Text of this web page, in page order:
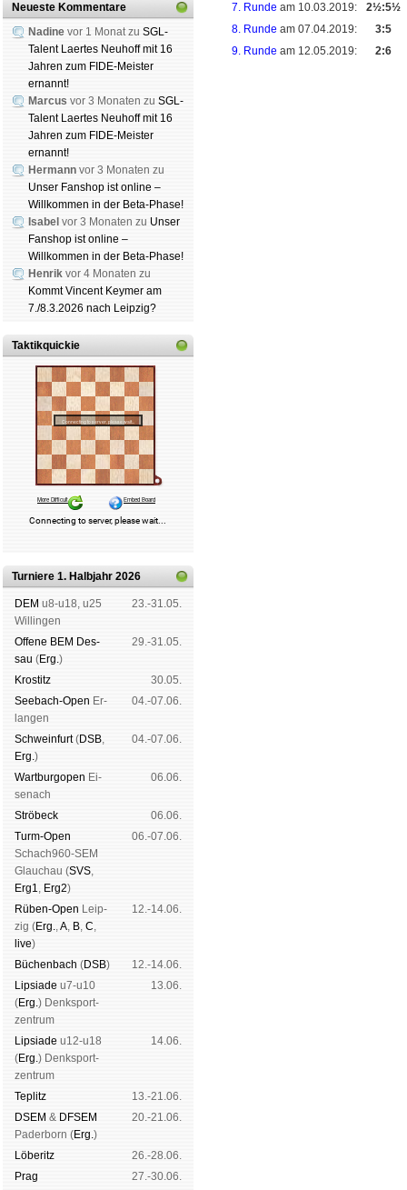
Neueste Kommentare
Nadine vor 1 Monat zu SGL-
Talent Laertes Neuhoff mit 16
Jahren zum FIDE-Meister
ernannt!
Marcus vor 3 Monaten zu SGL-
Talent Laertes Neuhoff mit 16
Jahren zum FIDE-Meister
ernannt!
Hermann vor 3 Monaten zu
Unser Fanshop ist online –
Willkommen in der Beta-Phase!
Isabel vor 3 Monaten zu Unser
Fanshop ist online –
Willkommen in der Beta-Phase!
Henrik vor 4 Monaten zu
Kommt Vincent Keymer am
7./8.3.2026 nach Leipzig?
Taktikquickie
Turniere 1. Halbjahr 2026
DEM u8-u18, u25
Wil­lin­gen
23.-31.05.
Offene BEM Des­
sau (Erg.)
29.-31.05.
Kros­titz
30.05.
See­bach-Open Er­
lan­gen
04.-07.06.
Schwein­furt(DSB,
Erg.)
04.-07.06.
Wart­burg­open Ei­
se­nach
06.06.
Strö­beck
06.06.
Turm-Open
Schach960-SEM
Glau­chau (SVS,
Erg1, Erg2)
06.-07.06.
Rüben-Open Leip­
zig (Erg.,A, B, C,
live)
12.-14.06.
Büchen­bach (DSB)
12.-14.06.
Lipsiade u7-u10
(Erg.) Denk­sport­
zen­trum
13.06.
Lipsiade u12-u18
(Erg.) Denk­sport­
zen­trum
14.06.
Tep­litz
13.-21.06.
DSEM & DFSEM
Pader­born (Erg.)
20.-21.06.
Lö­be­ritz
26.-28.06.
Prag
27.-30.06.
7. Runde am 10.03.2019:
2½:5½
8. Runde am 07.04.2019:
3:5
9. Runde am 12.05.2019: 2:6